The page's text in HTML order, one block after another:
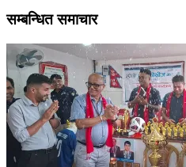
सम्बन्धित समाचार